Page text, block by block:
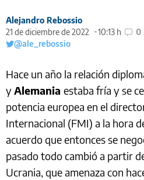
Alejandro Rebossio
21 de diciembre de 2022
10:13 h
0
@ale_rebossio
Hace un año la relación
yAlemania estaba fría y se
potencia europea en el
Internacional (FMI) a la hora
acuerdo que entonces se
pasado todo cambió a partir
Ucrania, que amenaza con